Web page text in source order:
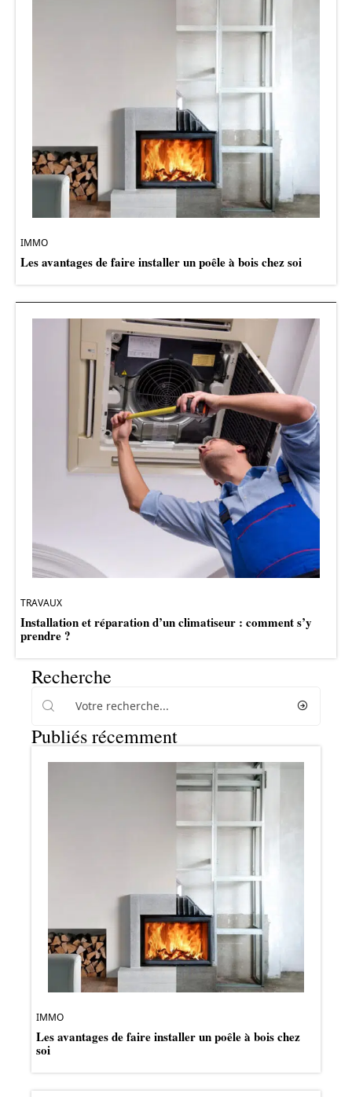
IMMO
Les avantages de faire installer un poêle à bois chez soi
TRAVAUX
Installation et réparation d’un climatiseur : comment s’y
prendre ?
Recherche
Publiés récemment
IMMO
Les avantages de faire installer un poêle à bois chez
soi